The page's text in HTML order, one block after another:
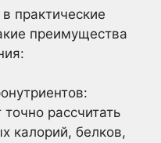
практические
преимущества
рассчитать
калорий, белков,